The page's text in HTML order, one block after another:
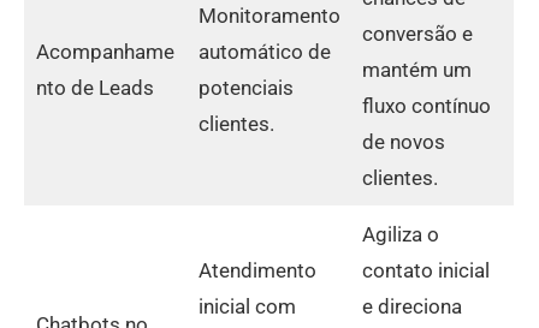
Acompanhame
nto de Leads
Monitoramento
automático de
potenciais
clientes.
conversão e
mantém um
fluxo contínuo
de novos
clientes.
Atendimento
inicial com
Agiliza o
contato inicial
e direciona